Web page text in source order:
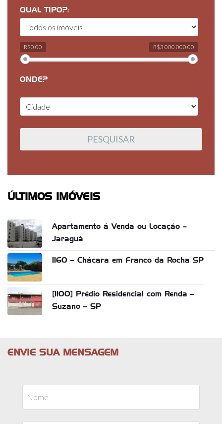
QUAL TIPO?:
R$0,00 R$3 000 000,00
ONDE?
ÚLTIMOS IMÓVEIS
Apartamento á Venda ou Locação –
Jaraguá
1160 – Chácara em Franco da Rocha SP
[1100] Prédio Residencial com Renda –
Suzano – SP
ENVIE SUA MENSAGEM